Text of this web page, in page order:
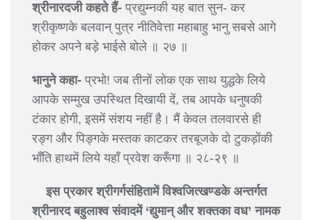
श्रीनारदजी कहते हैं- प्रद्युम्नकी यह बात सुन- कर
श्रीकृष्णके बलवान् पुत्र नीतिवेत्ता महाबाहु भानु सबसे आगे
होकर अपने बड़े भाईसे बोले ॥ २७ ॥
भानुने कहा- प्रभो! जब तीनों लोक एक साथ युद्धके लिये
आपके सम्मुख उपस्थित दिखायी दें, तब आपके धनुषकी
टंकार होगी, इसमें संशय नहीं है। मैं केवल तलवारसे ही
रङ्ग और पिङ्गके मस्तक काटकर तरबूजके दो टुकड़ोंकी
भाँति हाथमें लिये यहाँ प्रवेश करूँगा ॥ २८-२९ ॥
इस प्रकार श्रीगर्गसंहितामें विश्वजित्खण्डके अन्तर्गत
श्रीनारद बहुलाश्व संवादमें ‘द्युमान् और शक्तका वध’ नामक